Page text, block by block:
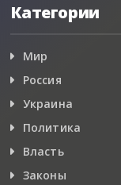
Категории
Мир
Россия
Украина
Политика
Власть
Законы